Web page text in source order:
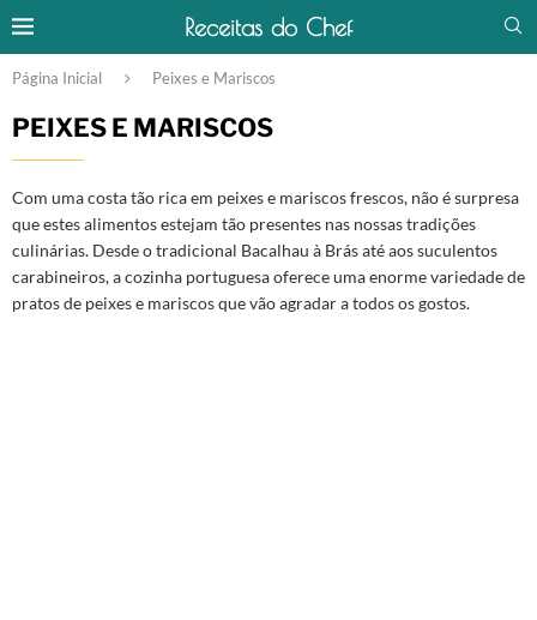
Receitas do Chef
Página Inicial Peixes e Mariscos
PEIXES E MARISCOS
Com uma costa tão rica em peixes e mariscos frescos, não é surpresa
que estes alimentos estejam tão presentes nas nossas tradições
culinárias. Desde o tradicional Bacalhau à Brás até aos suculentos
carabineiros, a cozinha portuguesa oferece uma enorme variedade de
pratos de peixes e mariscos que vão agradar a todos os gostos.